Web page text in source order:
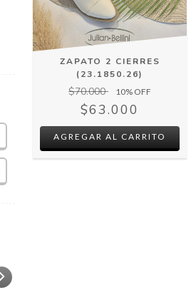
ZAPATO 2 CIERRES
(23.1850.26)
$70.000 10% OFF
$63.000
AGREGAR AL CARRITO